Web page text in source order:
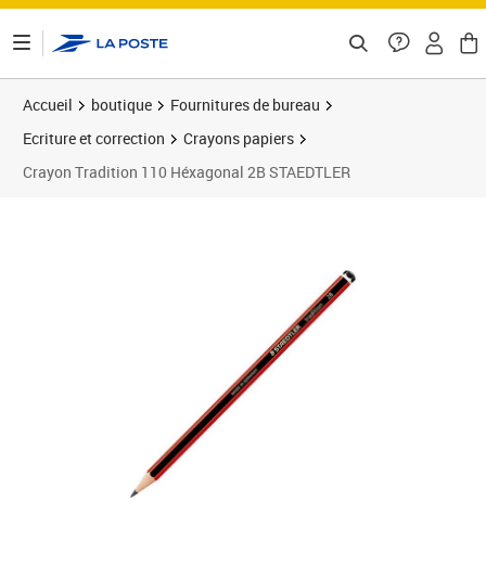
Accueil boutique
Fournitures de bureau
Ecriture et correction
Crayons papiers
Crayon Tradition 110 Héxagonal 2B STAEDTLER